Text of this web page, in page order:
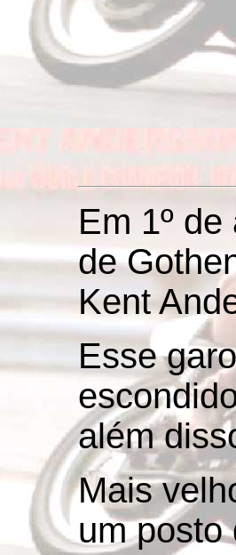
Em 1º
de
Kent
Esse
além
Mais
um posto